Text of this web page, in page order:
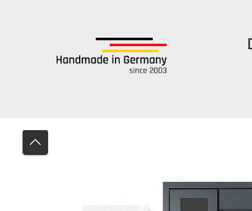
Bildergalerie überspringen